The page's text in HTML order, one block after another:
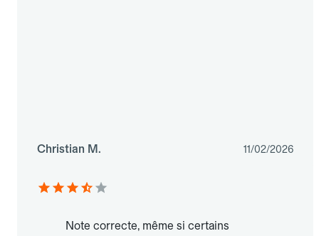
Christian M. 11/02/2026
Note correcte, même si certains